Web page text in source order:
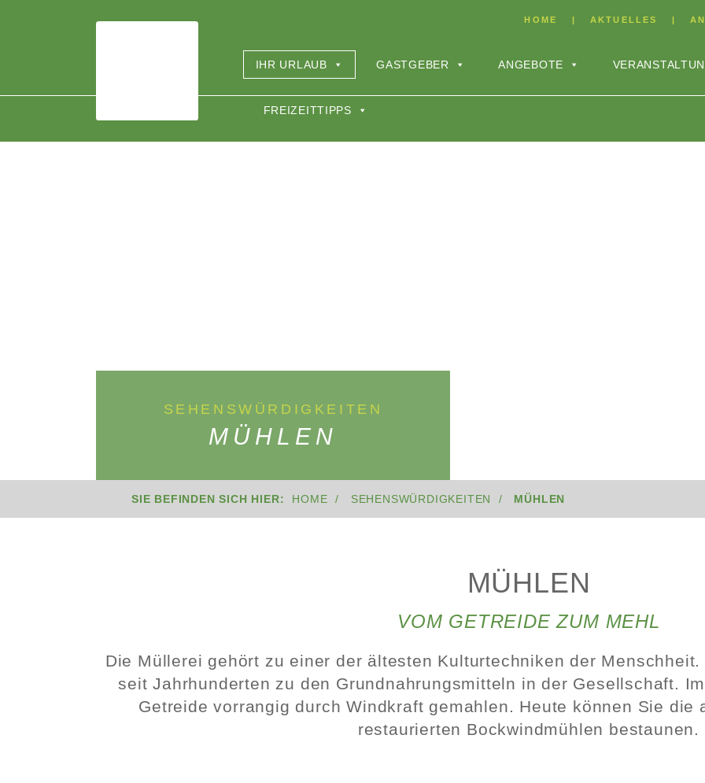
HOME AKTUELLES
IHR URLAUB GASTGEBER ANGEBOTE
FREIZEITTIPPS
SEHENSWÜRDIGKEITEN
MÜHLEN
SIE BEFINDEN SICH HIER: HOME SEHENSWÜRDIGKEITEN MÜHLEN
MÜHLEN
VOM GETREIDE ZUM MEHL
Die Müllerei gehört zu einer der ältesten Kulturtechniken der
seit Jahrhunderten zu den Grundnahrungsmitteln in der Gesellschaft.
Getreide vorrangig durch Windkraft gemahlen. Heute können Sie die
restaurierten Bockwindmühlen bestaunen.